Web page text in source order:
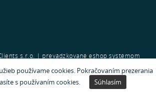
používame cookies. Pokračovaním prezerania
s používaním cookies.
Súhlasím
s.r.o. | prevádzkované eshop systémom
od spoločnostiFor Best Clients s.r.o..